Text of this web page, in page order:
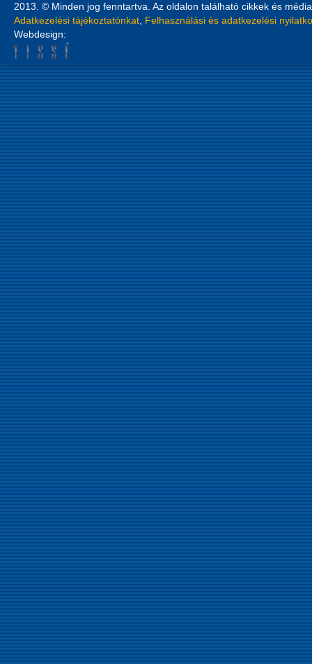
2013. © Minden jog fenntartva. Az oldalon található cikkek és
Adatkezelési tájékoztatónkat Felhasználási és adatkezelési
Webdesign: